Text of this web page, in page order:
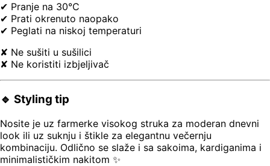
✔ Pranje na 30°C
✔ Prati okrenuto naopako
✔ Peglati na niskoj temperaturi
✘ Ne sušiti u sušilici
✘ Ne koristiti izbjeljivač
🔹 Styling tip
Nosite je uz farmerke visokog struka za moderan dnevni
look ili uz suknju i štikle za elegantnu večernju
kombinaciju. Odlično se slaže i sa sakoima, kardiganima i
minimalističkim nakitom ✨